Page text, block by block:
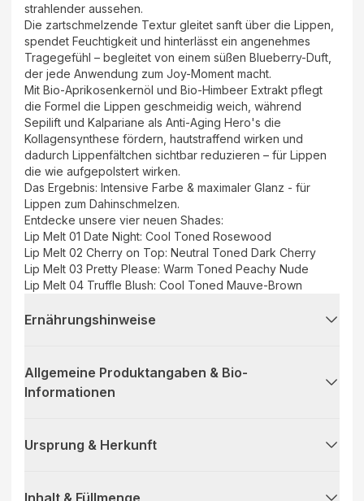
strahlender aussehen.
Die zartschmelzende Textur gleitet sanft über die Lippen,
spendet Feuchtigkeit und hinterlässt ein angenehmes
Tragegefühl – begleitet von einem süßen Blueberry-Duft,
der jede Anwendung zum Joy-Moment macht.
Mit Bio-Aprikosenkernöl und Bio-Himbeer Extrakt pflegt
die Formel die Lippen geschmeidig weich, während
Sepilift und Kalpariane als Anti-Aging Hero's die
Kollagensynthese fördern, hautstraffend wirken und
dadurch Lippenfältchen sichtbar reduzieren – für Lippen
die wie aufgepolstert wirken.
Das Ergebnis: Intensive Farbe & maximaler Glanz - für
Lippen zum Dahinschmelzen.
Entdecke unsere vier neuen Shades:
Lip Melt 01 Date Night: Cool Toned Rosewood
Lip Melt 02 Cherry on Top: Neutral Toned Dark Cherry
Lip Melt 03 Pretty Please: Warm Toned Peachy Nude
Lip Melt 04 Truffle Blush: Cool Toned Mauve-Brown
Ernährungshinweise
Allgemeine Produktangaben & Bio-
Informationen
Ursprung & Herkunft
Inhalt & Füllmenge